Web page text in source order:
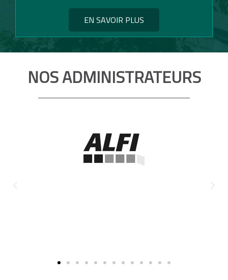
EN SAVOIR PLUS
NOS ADMINISTRATEURS